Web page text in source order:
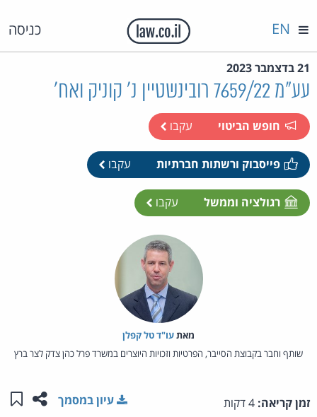
כניסה EN
21 בדצמבר 2023
עע"מ 7659/22 רובינשטיין נ' קוניק ואח'
חופש הביטוי עקבו
פייסבוק ורשתות חברתיות עקבו
רגולציה וממשל עקבו
מאת‏עו"ד טל קפלן
שותף וחבר בקבוצת הסייבר, הפרטיות וזכויות היוצרים במשרד פרל כהן צדק לצר ברץ
זמן קריאה: שתפו
עיון במסמך